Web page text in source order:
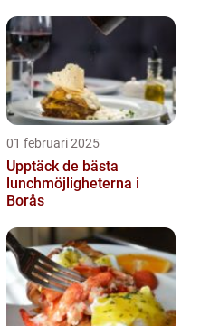
01 februari 2025
Upptäck de bästa
lunchmöjligheterna i
Borås